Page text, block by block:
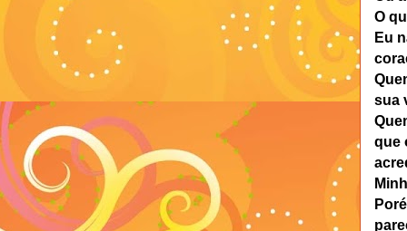
O
Eu
sua
que